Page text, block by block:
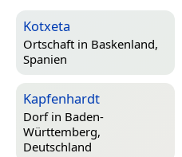
Kotxeta
Ortschaft in Baskenland,
Spanien
Kapfenhardt
Dorf in Baden-
Württemberg,
Deutschland